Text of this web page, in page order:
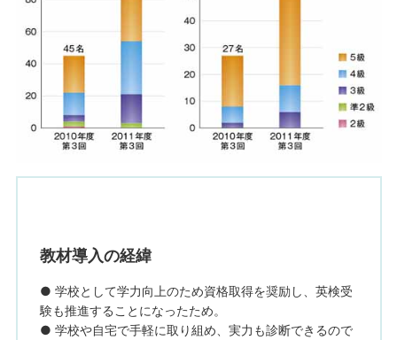
教材導入の経緯
● 学校として学力向上のため資格取得を奨励し、英検受
験も推進することになったため。
● 学校や自宅で手軽に取り組め、実力も診断できるので